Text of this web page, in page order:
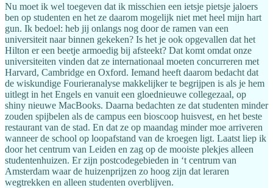
Nu moet ik wel toegeven dat ik misschien een ietsje pietsje jaloers
ben op studenten en het ze daarom mogelijk niet met heel mijn hart
gun. Ik bedoel: heb jij onlangs nog door de ramen van een
universiteit naar binnen gekeken? Is het je ook opgevallen dat het
Hilton er een beetje armoedig bij afsteekt? Dat komt omdat onze
universiteiten vinden dat ze internationaal moeten concurreren met
Harvard, Cambridge en Oxford. Iemand heeft daarom bedacht dat
de wiskundige Fourieranalyse makkelijker te begrijpen is als je hem
uitlegt in het Engels en vanuit een gloednieuwe collegezaal, op
shiny nieuwe MacBooks. Daarna bedachten ze dat studenten minder
zouden spijbelen als de campus een bioscoop huisvest, en het beste
restaurant van de stad. En dat ze op maandag minder moe arriveren
wanneer de school op loopafstand van de kroegen ligt. Laatst liep ik
door het centrum van Leiden en zag op de mooiste plekjes alleen
studentenhuizen. Er zijn postcodegebieden in ‘t centrum van
Amsterdam waar de huizenprijzen zo hoog zijn dat leraren
wegtrekken en alleen studenten overblijven.